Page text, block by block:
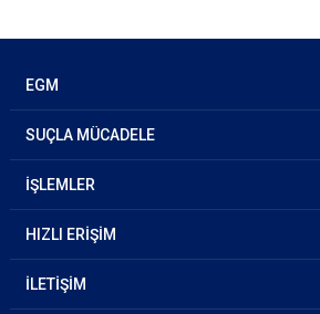
EGM
SUÇLA MÜCADELE
İŞLEMLER
HIZLI ERİŞİM
İLETİŞİM